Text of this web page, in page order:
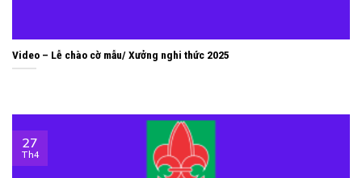
Video – Lễ chào cờ mẫu/ Xưởng nghi thức 2025
27
Th4